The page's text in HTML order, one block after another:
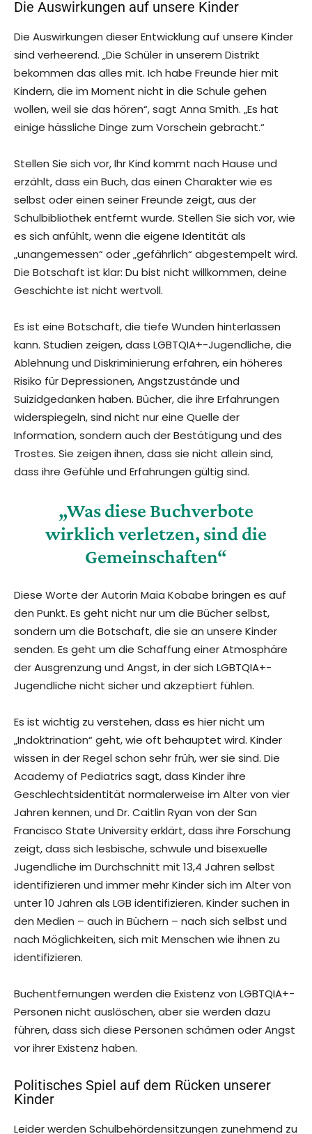
Die Auswirkungen auf unsere Kinder
Die Auswirkungen dieser Entwicklung auf unsere Kinder
sind verheerend. „Die Schüler in unserem Distrikt
bekommen das alles mit. Ich habe Freunde hier mit
Kindern, die im Moment nicht in die Schule gehen
wollen, weil sie das hören“, sagt Anna Smith. „Es hat
einige hässliche Dinge zum Vorschein gebracht.“
Stellen Sie sich vor, Ihr Kind kommt nach Hause und
erzählt, dass ein Buch, das einen Charakter wie es
selbst oder einen seiner Freunde zeigt, aus der
Schulbibliothek entfernt wurde. Stellen Sie sich vor, wie
es sich anfühlt, wenn die eigene Identität als
„unangemessen“ oder „gefährlich“ abgestempelt wird.
Die Botschaft ist klar: Du bist nicht willkommen, deine
Geschichte ist nicht wertvoll.
Es ist eine Botschaft, die tiefe Wunden hinterlassen
kann. Studien zeigen, dass LGBTQIA+-Jugendliche, die
Ablehnung und Diskriminierung erfahren, ein höheres
Risiko für Depressionen, Angstzustände und
Suizidgedanken haben. Bücher, die ihre Erfahrungen
widerspiegeln, sind nicht nur eine Quelle der
Information, sondern auch der Bestätigung und des
Trostes. Sie zeigen ihnen, dass sie nicht allein sind,
dass ihre Gefühle und Erfahrungen gültig sind.
„Was diese Buchverbote
wirklich verletzen, sind die
Gemeinschaften“
Diese Worte der Autorin Maia Kobabe bringen es auf
den Punkt. Es geht nicht nur um die Bücher selbst,
sondern um die Botschaft, die sie an unsere Kinder
senden. Es geht um die Schaffung einer Atmosphäre
der Ausgrenzung und Angst, in der sich LGBTQIA+-
Jugendliche nicht sicher und akzeptiert fühlen.
Es ist wichtig zu verstehen, dass es hier nicht um
„Indoktrination“ geht, wie oft behauptet wird. Kinder
wissen in der Regel schon sehr früh, wer sie sind. Die
Academy of Pediatrics sagt, dass Kinder ihre
Geschlechtsidentität normalerweise im Alter von vier
Jahren kennen, und Dr. Caitlin Ryan von der San
Francisco State University erklärt, dass ihre Forschung
zeigt, dass sich lesbische, schwule und bisexuelle
Jugendliche im Durchschnitt mit 13,4 Jahren selbst
identifizieren und immer mehr Kinder sich im Alter von
unter 10 Jahren als LGB identifizieren. Kinder suchen in
den Medien – auch in Büchern – nach sich selbst und
nach Möglichkeiten, sich mit Menschen wie ihnen zu
identifizieren.
Buchentfernungen werden die Existenz von LGBTQIA+-
Personen nicht auslöschen, aber sie werden dazu
führen, dass sich diese Personen schämen oder Angst
vor ihrer Existenz haben.
Politisches Spiel auf dem Rücken unserer
Kinder
Leider werden Schulbehördensitzungen zunehmend zu